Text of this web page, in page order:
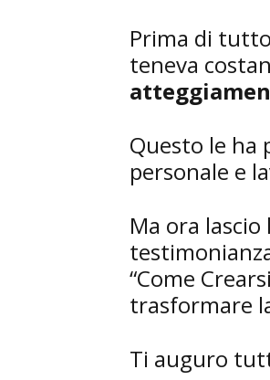
Prima di
teneva
Questo le ha
personale e
Ma ora
“Come
trasformare
Ti auguro